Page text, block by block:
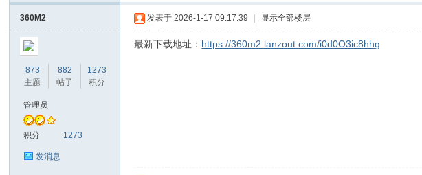
360M2
873
主题
882
帖子
1273
积分
管理员
积分 1273
发消息
发表于 2026-1-17 09:17:39 显示全部楼层
最新下载地址： https://360m2.lanzout.com/i0d0O3ic8hhg